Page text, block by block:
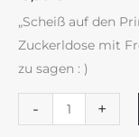
„Scheiß auf den
Zuckerldose mit
zu sagen : )
-
Zuckerldose
Froschkönig
+